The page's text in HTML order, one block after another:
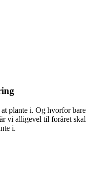
plante i. Og hvorfor bare
vi alligevel til foråret skal
i.